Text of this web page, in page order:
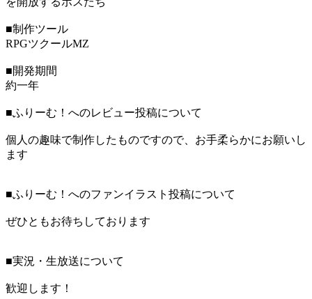
■制作ツール
RPGツクールMZ
■開発期間
約一年
■ふりーむ！へのレビュー投稿について
個人の趣味で制作したものですので、お手柔らかにお願いし
ます
■ふりーむ！へのファンイラスト投稿について
ぜひともお待ちしております
■実況・生放送について
歓迎します！